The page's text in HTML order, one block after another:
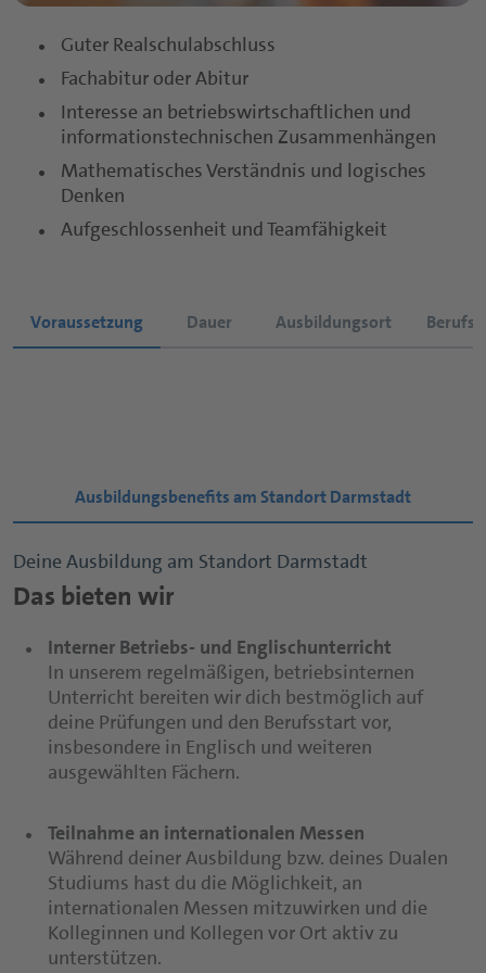
Trinkmahlzeiten
Sport- und Proteingetränke
Nutritious Snacks
Kapseln
Tabletten
Pulver
Fruchtgummis
Funktionelle Sirupe
Guter Realschulabschluss
Fachabitur oder Abitur
Interesse an betriebswirtschaftlichen und
informationstechnischen Zusammenhängen
Mathematisches Verständnis und logisches
Denken
Aufgeschlossenheit und Teamfähigkeit
Voraussetzung Dauer Ausbildungsort
Ausbildungsbenefits am Standort Darmstadt
Deine Ausbildung am Standort Darmstadt
Das bieten wir
Interner Betriebs- und Englischunterricht
In unserem regelmäßigen, betriebsinternen
Unterricht bereiten wir dich bestmöglich auf
deine Prüfungen und den Berufsstart vor,
insbesondere in Englisch und weiteren
ausgewählten Fächern.
Teilnahme an internationalen Messen
Während deiner Ausbildung bzw. deines Dualen
Studiums hast du die Möglichkeit, an
internationalen Messen mitzuwirken und die
Kolleginnen und Kollegen vor Ort aktiv zu
unterstützen.